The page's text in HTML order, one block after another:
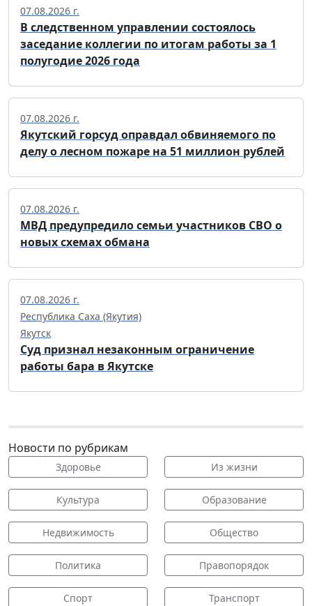
07.08.2026 г.
В следственном управлении состоялось
заседание коллегии по итогам работы за 1
полугодие 2026 года
07.08.2026 г.
Якутский горсуд оправдал обвиняемого по
делу о лесном пожаре на 51 миллион рублей
07.08.2026 г.
МВД предупредило семьи участников СВО о
новых схемах обмана
07.08.2026 г.
Республика Саха (Якутия)
Якутск
Суд признал незаконным ограничение
работы бара в Якутске
Новости по рубрикам
Здоровье Из жизни
Культура Образование
Недвижимость Общество
Политика Правопорядок
Спорт Транспорт